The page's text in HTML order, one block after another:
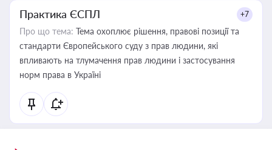
Практика ЄСПЛ +7
Про що тема: Тема охоплює рішення, правові позиції та
стандарти Європейського суду з прав людини, які
впливають на тлумачення прав людини і застосування
норм права в Україні